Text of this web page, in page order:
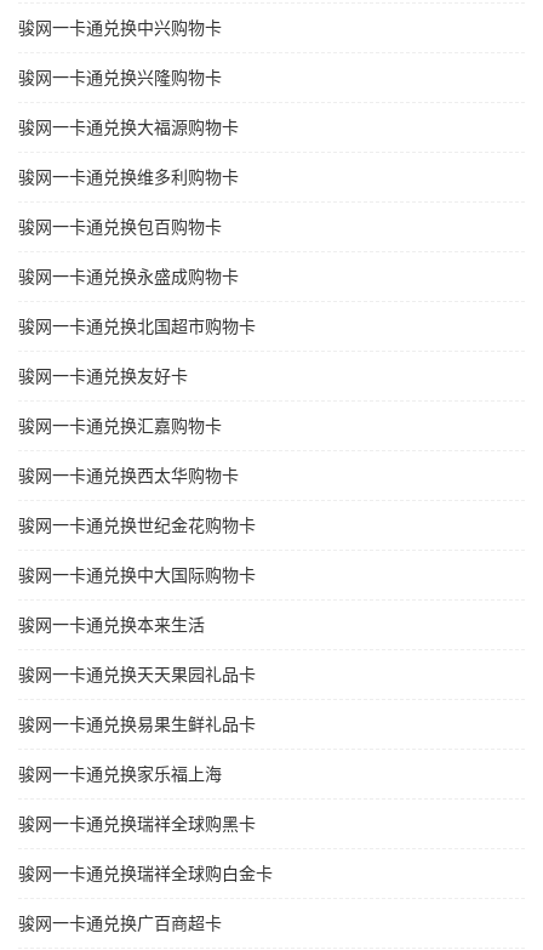
骏网一卡通兑换中兴购物卡
骏网一卡通兑换兴隆购物卡
骏网一卡通兑换大福源购物卡
骏网一卡通兑换维多利购物卡
骏网一卡通兑换包百购物卡
骏网一卡通兑换永盛成购物卡
骏网一卡通兑换北国超市购物卡
骏网一卡通兑换友好卡
骏网一卡通兑换汇嘉购物卡
骏网一卡通兑换西太华购物卡
骏网一卡通兑换世纪金花购物卡
骏网一卡通兑换中大国际购物卡
骏网一卡通兑换本来生活
骏网一卡通兑换天天果园礼品卡
骏网一卡通兑换易果生鲜礼品卡
骏网一卡通兑换家乐福上海
骏网一卡通兑换瑞祥全球购黑卡
骏网一卡通兑换瑞祥全球购白金卡
骏网一卡通兑换广百商超卡